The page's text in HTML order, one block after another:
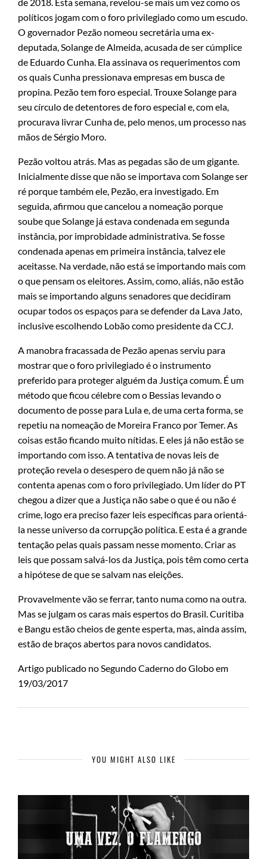
políticos jogam com o foro privilegiado como um escudo.
O governador Pezão nomeou secretária uma ex-
deputada, Solange de Almeida, acusada de ser cúmplice
de Eduardo Cunha. Ela assinava os requerimentos com
os quais Cunha pressionava empresas em busca de
propina. Pezão tem foro especial. Trouxe Solange para
seu círculo de detentores de foro especial e, com ela,
procurava livrar Cunha de, pelo menos, um processo nas
mãos de Sérgio Moro.
Pezão voltou atrás. Mas as pegadas são de um gigante.
Inicialmente disse que não se importava com Solange ser
ré porque também ele, Pezão, era investigado. Em
seguida, afirmou que cancelou a nomeação porque
soube que Solange já estava condenada em segunda
instância, por improbidade administrativa. Se fosse
condenada apenas em primeira instância, talvez ele
aceitasse. Na verdade, não está se importando mais com
o que pensam os eleitores. Assim, como, aliás, não estão
mais se importando alguns senadores que decidiram
ocupar todos os espaços para se defender da Lava Jato,
inclusive escolhendo Lobão como presidente da CCJ.
A manobra fracassada de Pezão apenas serviu para
mostrar que o foro privilegiado é o instrumento
preferido para proteger alguém da Justiça comum. É um
método que ficou célebre com o Bessias levando o
documento de posse para Lula e, de uma certa forma, se
repetiu na nomeação de Moreira Franco por Temer. As
coisas estão ficando muito nítidas. E eles já não estão se
importando com isso. A tentativa de novas leis de
proteção revela o desespero de quem não já não se
contenta apenas com o foro privilegiado. Um líder do PT
chegou a dizer que a Justiça não sabe o que é ou não é
crime, logo era preciso fazer leis específicas para orientá-
la nesse universo da corrupção política. E esta é a grande
tentação pelas quais passam nesse momento. Criar as
leis que possam salvá-los da Justiça, pois têm como certa
a hipótese de que se salvam nas eleições.
Provavelmente vão se ferrar, tanto numa como na outra.
Mas se julgam os caras mais espertos do Brasil. Curitiba
e Bangu estão cheios de gente esperta, mas, ainda assim,
estão de braços abertos para novos candidatos.
Artigo publicado no Segundo Caderno do Globo em
19/03/2017
YOU MIGHT ALSO LIKE